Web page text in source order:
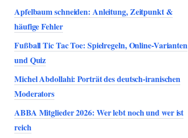
Apfelbaum schneiden: Anleitung, Zeitpunkt &
häufige Fehler
Fußball Tic Tac Toe: Spielregeln, Online-Varianten
und Quiz
Michel Abdollahi: Porträt des deutsch-iranischen
Moderators
ABBA Mitglieder 2026: Wer lebt noch und wer ist
reich